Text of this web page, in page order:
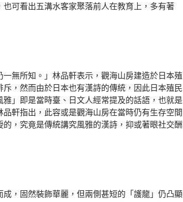
可看出五溝水客家聚落前人在教育上，多有著
無所知。」林品軒表示，觀海山房建造於日本殖
，然而由於日本也有漢詩的傳統，因此日本殖民
」即是當時臺、日文人經常提及的話語，也就是
軒指出，此容或是觀海山房在當時仍有生存空間
，究竟是傳統講究風雅的漢詩，抑或著眼社交酬
，固然裝飾華麗，但兩側甚短的「護龍」仍凸顯